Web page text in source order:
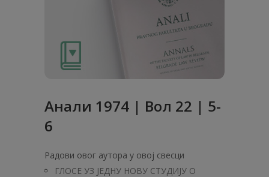
Анaли 1974 | Вол 22 | 5-
6
Радови овог аутора у овој свесци
ГЛОСЕ УЗ JEДНУ НОВУ СTУДИЈУ О